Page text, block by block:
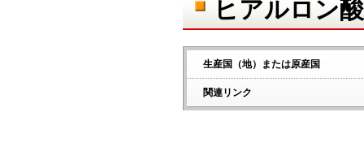
ヒアルロン
生産国（地）または原産国
関連リンク